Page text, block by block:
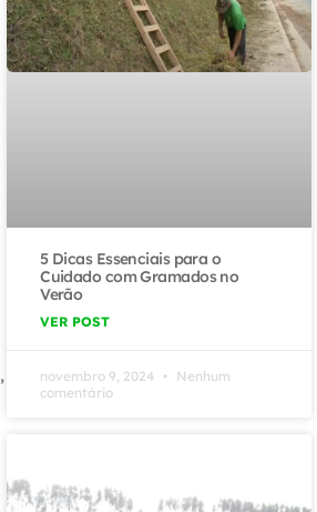
5 Dicas Essenciais para o
Cuidado com Gramados no
Verão
VER POST
novembro 9, 2024
Nenhum
comentário